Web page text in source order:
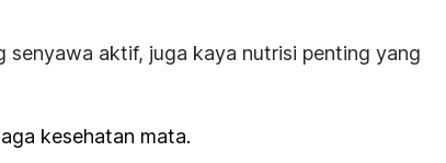
senyawa aktif, juga kaya nutrisi penting yang
kesehatan mata.